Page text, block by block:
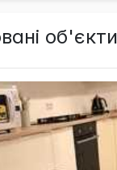
об'єкти